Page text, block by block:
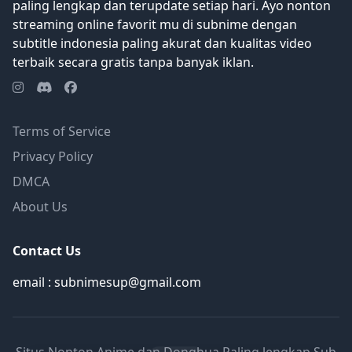
paling lengkap dan terupdate setiap hari. Ayo nonton
streaming online favorit mu di subnime dengan
subtitle indonesia paling akurat dan kualitas video
terbaik secara gratis tanpa banyak iklan.
Terms of Service
Privacy Policy
DMCA
About Us
Contact Us
email : subnimesup@gmail.com